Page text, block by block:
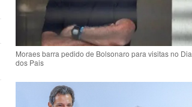
Moraes barra pedido de Bolsonaro para visitas no Dia
dos Pais